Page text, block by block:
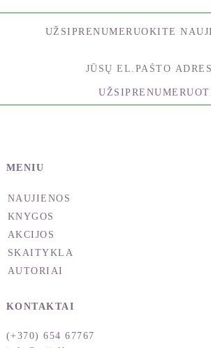
UŽSIPRENUMERUOKITE
MENIU
NAUJIENOS
KNYGOS
AKCIJOS
SKAITYKLA
AUTORIAI
KONTAKTAI
(+370) 654 67767